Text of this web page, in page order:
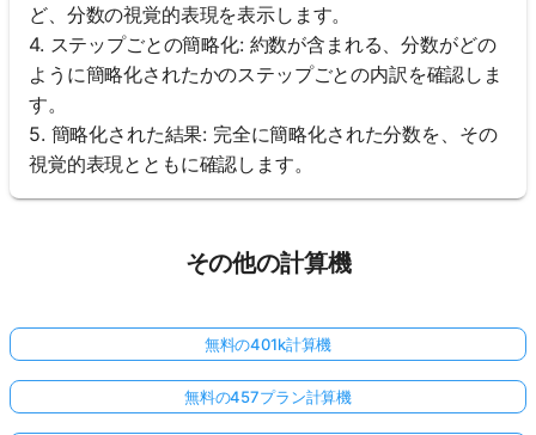
ど、分数の視覚的表現を表示します。
4. ステップごとの簡略化: 約数が含まれる、分数がどの
ように簡略化されたかのステップごとの内訳を確認しま
す。
5. 簡略化された結果: 完全に簡略化された分数を、その
視覚的表現とともに確認します。
その他の計算機
無料の401k計算機
無料の457プラン計算機